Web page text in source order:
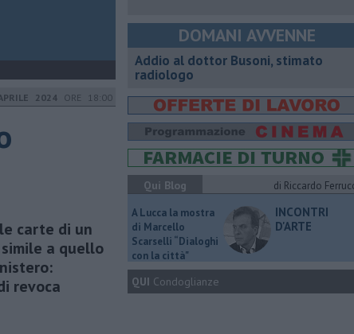
2024 ORE 18:00
carte di un
a quello
revoca
DOMANI AVVENNE
Addio al dottor Busoni, stimato
radiologo
Qui Blog
di Riccardo
A Lucca la mostra
di Marcello
Scarselli “Dialoghi
con la città"
INCONTRI
D'ARTE
QUI Condoglianze